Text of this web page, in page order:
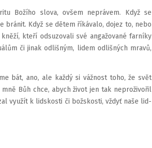
Božího slova, ovšem neprávem. Když se
Když se dětem ří­kávalo, dojez to, nebo
kteří odsuzovali své angažované farníky
či jinak odlišným, lidem odlišných mravů,
bát, ano, ale každý si vážnost toho, že svět
Bůh chce, abych život jen tak neproživořil
využít k lidskosti či božskosti, vždyť naše lid­